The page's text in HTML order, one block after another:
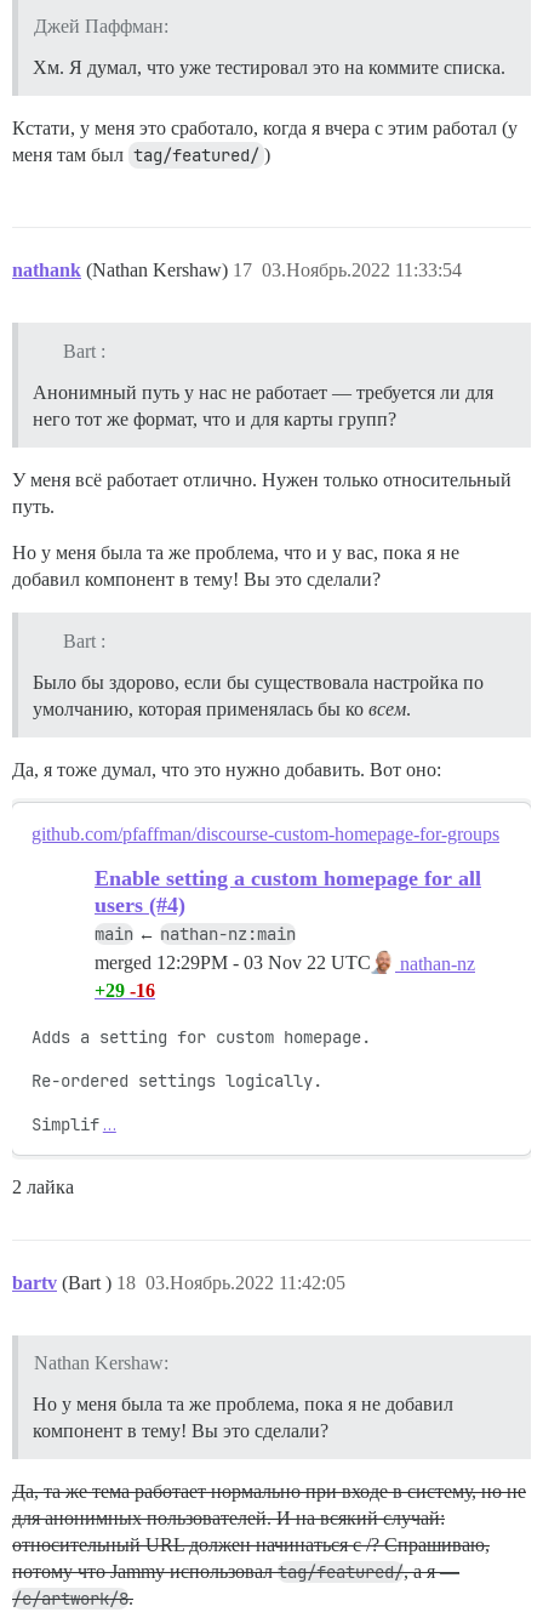
Джей Паффман:
Хм. Я думал, что уже тестировал это на коммите списка.
Кстати, у меня это сработало, когда я вчера с этим работал (у
меня там был tag/featured/ )
nathank (Nathan Kershaw) 03.Ноябрь.2022 11:33:54
17
Bart :
Анонимный путь у нас не работает — требуется ли для
него тот же формат, что и для карты групп?
У меня всё работает отлично. Нужен только относительный
путь.
Но у меня была та же проблема, что и у вас, пока я не
добавил компонент в тему! Вы это сделали?
Bart :
Было бы здорово, если бы существовала настройка по
умолчанию, которая применялась бы ко всем.
Да, я тоже думал, что это нужно добавить. Вот оно:
github.com/pfaffman/discourse-custom-homepage-for-groups
Enable setting a custom homepage for all
users (#4)
main ← nathan-nz:main
merged 12:29PM - 03 Nov 22 UTC
nathan-nz
+29 -16
Adds a setting for custom homepage.
Re-ordered settings logically.
Simplif …
2 лайка
bartv (Bart ) 03.Ноябрь.2022 11:42:05
18
Nathan Kershaw:
Но у меня была та же проблема, пока я не добавил
компонент в тему! Вы это сделали?
Да, та же тема работает нормально при входе в систему, но не
для анонимных пользователей. И на всякий случай:
относительный URL должен начинаться с /? Спрашиваю,
потому что Jammy использовалtag/featured/, а я —
/c/artwork/8.